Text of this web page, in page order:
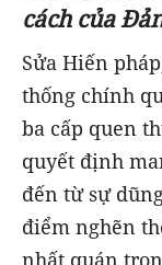
cách của
Sửa Hiến
thống chính
ba cấp quen
quyết định
đến từ sự
điểm nghẽn
nhất quán